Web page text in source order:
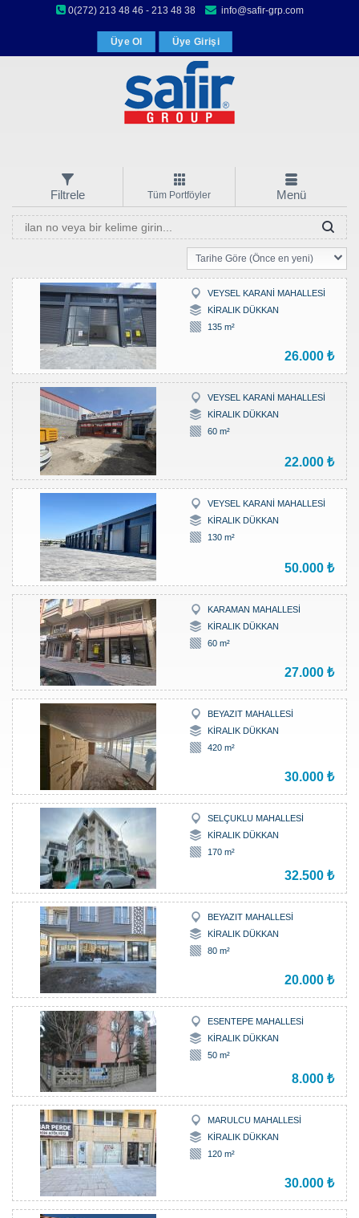
0(272) 213 48 46 - 213 48 38 info@safir-grp.com
Üye Ol Üye Girişi
Filtrele Tüm Portföyler Menü
Tarihe Göre (Önce en yeni)
VEYSEL KARANİ MAHALLESİ
KİRALIK DÜKKAN
135 m²
26.000 ₺
VEYSEL KARANİ MAHALLESİ
KİRALIK DÜKKAN
60 m²
22.000 ₺
VEYSEL KARANİ MAHALLESİ
KİRALIK DÜKKAN
130 m²
50.000 ₺
KARAMAN MAHALLESİ
KİRALIK DÜKKAN
60 m²
27.000 ₺
BEYAZIT MAHALLESİ
KİRALIK DÜKKAN
420 m²
30.000 ₺
SELÇUKLU MAHALLESİ
KİRALIK DÜKKAN
170 m²
32.500 ₺
BEYAZIT MAHALLESİ
KİRALIK DÜKKAN
80 m²
20.000 ₺
ESENTEPE MAHALLESİ
KİRALIK DÜKKAN
50 m²
8.000 ₺
MARULCU MAHALLESİ
KİRALIK DÜKKAN
120 m²
30.000 ₺